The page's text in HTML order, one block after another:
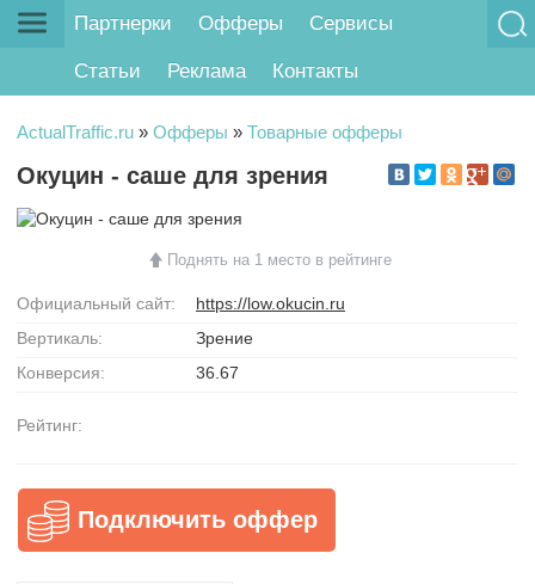
Партнерки Офферы Сервисы
Статьи Реклама Контакты
ActualTraffic.ru » Офферы » Товарные офферы
Окуцин - саше для зрения
Поднять на 1 место в рейтинге
Официальный сайт:
https://low.okucin.ru
Вертикаль:
Зрение
Конверсия:
36.67
Рейтинг:
Подключить оффер